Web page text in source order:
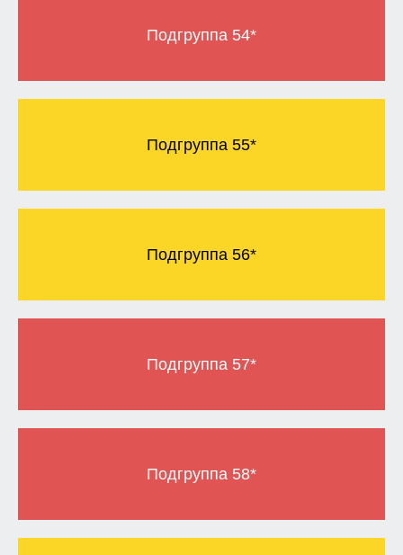
Подгруппа 54*
Подгруппа 55*
Подгруппа 56*
Подгруппа 57*
Подгруппа 58*